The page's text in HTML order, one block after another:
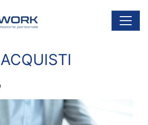
principale